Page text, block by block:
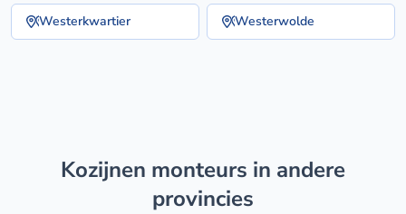
Westerkwartier Westerwolde
kozijnen monteurs in andere
provincies